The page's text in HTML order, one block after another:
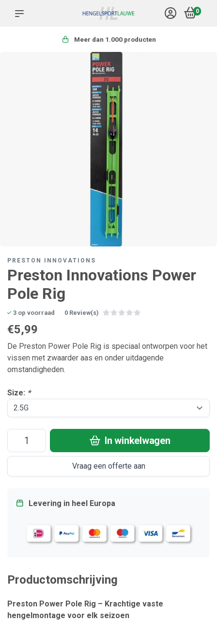
0
Meer dan 1.000 producten
PRESTON INNOVATIONS
Preston Innovations Power
Pole Rig
3 op voorraad 0 Review(s)
€5,99
De Preston Power Pole Rig is speciaal ontworpen voor het
vissen met zwaarder aas en onder uitdagende
omstandigheden.
Size: *
In winkelwagen
Vraag een offerte aan
Levering in heel Europa
Productomschrijving
Preston Power Pole Rig – Krachtige vaste
hengelmontage voor elk seizoen